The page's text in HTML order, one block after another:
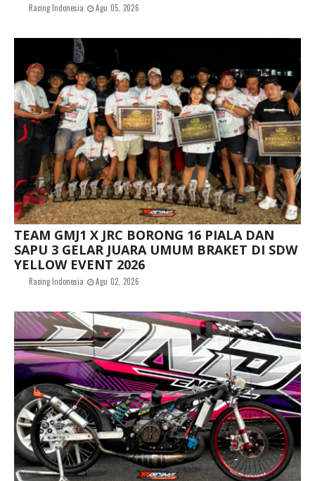
Racing Indonesia Agu 05, 2026
TEAM GMJ1 X JRC BORONG 16 PIALA DAN
SAPU 3 GELAR JUARA UMUM BRAKET DI SDW
YELLOW EVENT 2026
Racing Indonesia Agu 02, 2026